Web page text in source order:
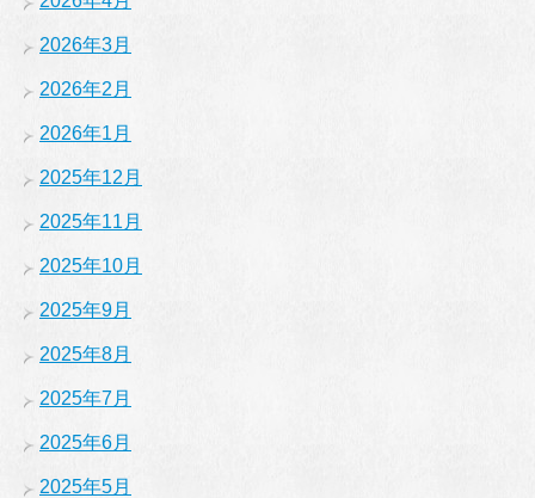
2026年3月
2026年2月
2026年1月
2025年12月
2025年11月
2025年10月
2025年9月
2025年8月
2025年7月
2025年6月
2025年5月